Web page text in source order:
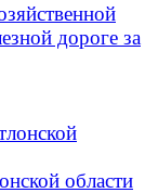
дороге за
области